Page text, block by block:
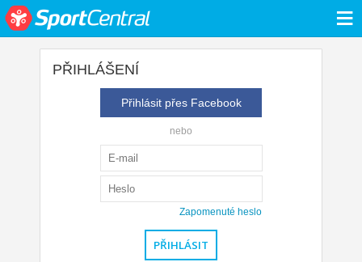
≡
PŘIHLÁŠENÍ
Přihlásit přes Facebook
nebo
Zapomenuté heslo